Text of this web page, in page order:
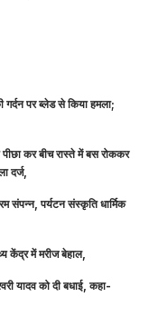
पर ब्लेड से किया हमला;
पीछा कर बीच रास्ते में बस रोककर
दर्ज,
संपन्न, पर्यटन संस्कृति धार्मिक
केंद्र में मरीज बेहाल,
यादव को दी बधाई, कहा-